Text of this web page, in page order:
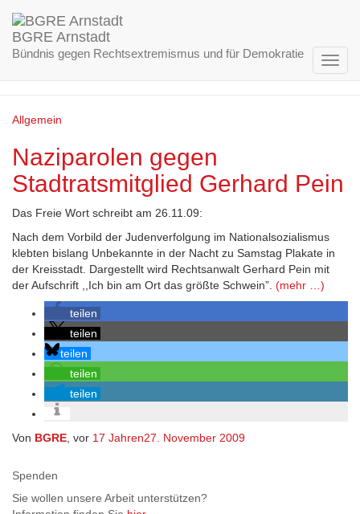
BGRE Arnstadt
Bündnis gegen Rechtsextremismus und für Demokratie
Naziparolen
Allgemein
Naziparolen gegen
Stadtratsmitglied Gerhard Pein
Das Freie Wort schreibt am 26.11.09:
Nach dem Vorbild der Judenverfolgung im Nationalsozialismus
klebten bislang Unbekannte in der Nacht zu Samstag Plakate in
der Kreisstadt. Dargestellt wird Rechtsanwalt Gerhard Pein mit
der Aufschrift ,,Ich bin am Ort das größte Schwein”. (mehr …)
teilen
teilen
teilen
teilen
teilen
Von BGRE , vor 17 Jahren27. November 2009
Spenden
Sie wollen unsere Arbeit unterstützen?